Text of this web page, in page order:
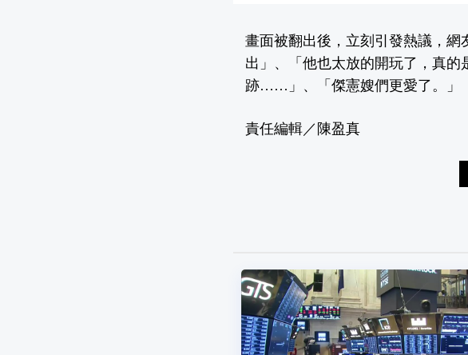
畫面被翻出後，立刻引發熱議，
出」、「他也太放的開玩了，真
跡……」、「傑憲嫂們更愛了。」
責任編輯／陳盈真